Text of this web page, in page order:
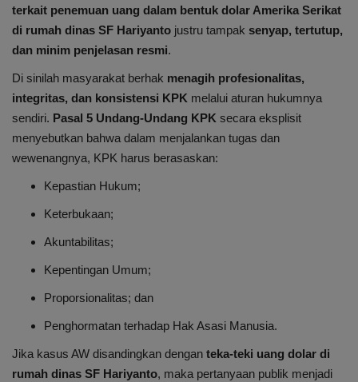
terkait penemuan uang dalam bentuk dolar Amerika Serikat
di rumah dinas SF Hariyanto justru tampak senyap, tertutup,
dan minim penjelasan resmi.
Di sinilah masyarakat berhak menagih profesionalitas,
integritas, dan konsistensi KPK melalui aturan hukumnya
sendiri. Pasal 5 Undang-Undang KPK secara eksplisit
menyebutkan bahwa dalam menjalankan tugas dan
wewenangnya, KPK harus berasaskan:
Kepastian Hukum;
Keterbukaan;
Akuntabilitas;
Kepentingan Umum;
Proporsionalitas; dan
Penghormatan terhadap Hak Asasi Manusia.
Jika kasus AW disandingkan dengan teka-teki uang dolar di
rumah dinas SF Hariyanto, maka pertanyaan publik menjadi